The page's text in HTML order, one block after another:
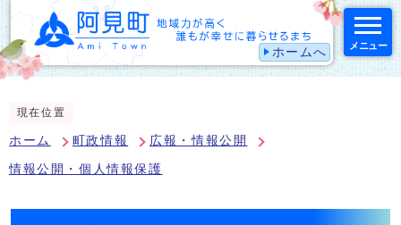
ホームへ メニュー
現在位置
ホーム 町政情報 広報・情報公開
情報公開・個人情報保護